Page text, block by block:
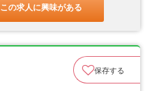
この求人に興味がある
保存する